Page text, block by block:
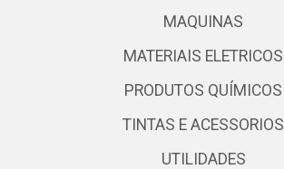
MAQUINAS
MATERIAIS ELETRICOS
PRODUTOS QUÍMICOS
TINTAS E ACESSORIOS
UTILIDADES